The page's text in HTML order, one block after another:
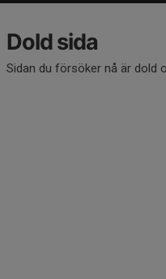
Dold sida
Sidan du försöker nå är dold